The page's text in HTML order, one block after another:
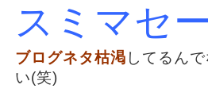
スミマセ
ブログネタ枯渇 してるん
い(笑)